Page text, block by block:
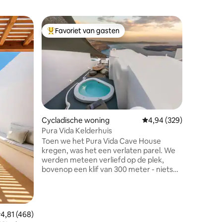
beoordeling van 4,81 uit 5, 468 recensies
4,81 (468)
Topfavoriet van gasten
Favoriet van gasten
Cycladische woning Gemiddelde
4,94 (329)
Pura Vida Kelderhuis
Toen we het Pura Vida Cave House
kregen, was het een verlaten parel. We
werden meteen verliefd op de plek,
bovenop een klif van 300 meter - niets